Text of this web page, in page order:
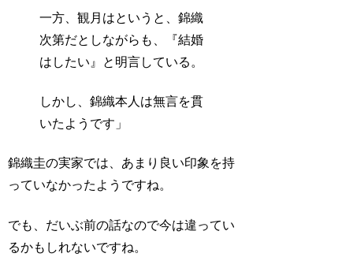
一方、観月はというと、錦織
次第だとしながらも、『結婚
はしたい』と明言している。
しかし、錦織本人は無言を貫
いたようです」
錦織圭の実家では、あまり良い印象を持
っていなかったようですね。
でも、だいぶ前の話なので今は違ってい
るかもしれないですね。